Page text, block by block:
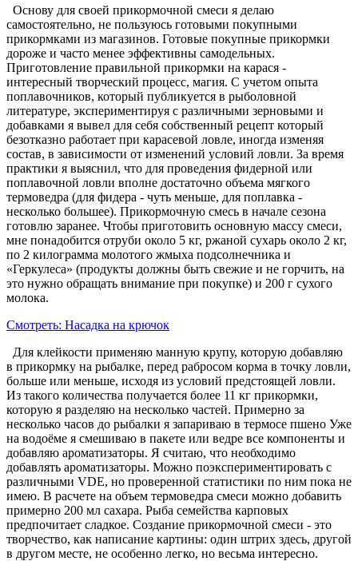
Основу для своей прикормочной смеси я делаю
самостоятельно, не пользуюсь готовыми покупными
прикормками из магазинов. Готовые покупные прикормки
дороже и часто менее эффективны самодельных.
Приготовление правильной прикормки на карася -
интересный творческий процесс, магия. С учетом опыта
поплавочников, который публикуется в рыболовной
литературе, экспериментируя с различными зерновыми и
добавками я вывел для себя собственный рецепт который
безотказно работает при карасевой ловле, иногда изменяя
состав, в зависимости от изменений условий ловли. За время
практики я выяснил, что для проведения фидерной или
поплавочной ловли вполне достаточно объема мягкого
термоведра (для фидера - чуть меньше, для поплавка -
несколько большее). Прикормочную смесь в начале сезона
готовлю заранее. Чтобы приготовить основную массу смеси,
мне понадобится отруби около 5 кг, ржаной сухарь около 2 кг,
по 2 килограмма молотого жмыха подсолнечника и
«Геркулеса» (продукты должны быть свежие и не горчить, на
это нужно обращать внимание при покупке) и 200 г сухого
молока.
Смотреть: Насадка на крючок
Для клейкости применяю манную крупу, которую добавляю
в прикормку на рыбалке, перед pабросом корма в точку ловли,
больше или меньше, исходя из условий предстоящей ловли.
Из такого количества получается более 11 кг прикормки,
которую я разделяю на несколько частей. Примерно за
несколько часов до рыбалки я запариваю в термосе пшено Уже
на водоёме я смешиваю в пакете или ведре все компоненты и
добавляю ароматизаторы. Я считаю, что необходимо
добавлять ароматизаторы. Можно поэкспериментировать с
различными VDE, но проверенной статистики по ним пока не
имею. В расчете на объем термоведра смеси можно добавить
примерно 200 мл сахара. Рыба семейства карповых
предпочитает сладкое. Создание прикормочной смеси - это
творчество, как написание картины: один штрих здесь, другой
в другом месте, не особенно легко, но весьма интересно.